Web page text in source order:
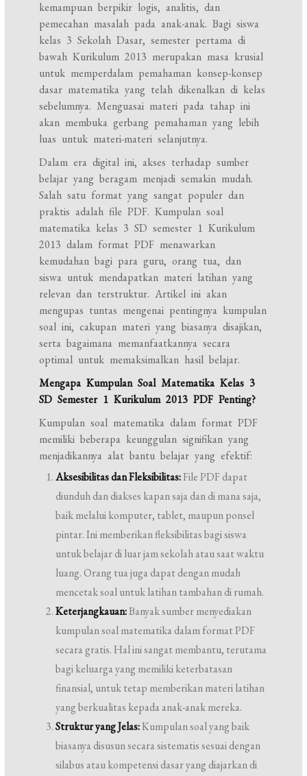
kemampuan berpikir logis, analitis, dan
pemecahan masalah pada anak-anak. Bagi siswa
kelas 3 Sekolah Dasar, semester pertama di
bawah Kurikulum 2013 merupakan masa krusial
untuk memperdalam pemahaman konsep-konsep
dasar matematika yang telah dikenalkan di kelas
sebelumnya. Menguasai materi pada tahap ini
akan membuka gerbang pemahaman yang lebih
luas untuk materi-materi selanjutnya.
Dalam era digital ini, akses terhadap sumber
belajar yang beragam menjadi semakin mudah.
Salah satu format yang sangat populer dan
praktis adalah file PDF. Kumpulan soal
matematika kelas 3 SD semester 1 Kurikulum
2013 dalam format PDF menawarkan
kemudahan bagi para guru, orang tua, dan
siswa untuk mendapatkan materi latihan yang
relevan dan terstruktur. Artikel ini akan
mengupas tuntas mengenai pentingnya kumpulan
soal ini, cakupan materi yang biasanya disajikan,
serta bagaimana memanfaatkannya secara
optimal untuk memaksimalkan hasil belajar.
Mengapa Kumpulan Soal Matematika Kelas 3
SD Semester 1 Kurikulum 2013 PDF Penting?
Kumpulan soal matematika dalam format PDF
memiliki beberapa keunggulan signifikan yang
menjadikannya alat bantu belajar yang efektif:
Aksesibilitas dan Fleksibilitas:File PDF dapat
diunduh dan diakses kapan saja dan di mana saja,
baik melalui komputer, tablet, maupun ponsel
pintar. Ini memberikan fleksibilitas bagi siswa
untuk belajar di luar jam sekolah atau saat waktu
luang. Orang tua juga dapat dengan mudah
mencetak soal untuk latihan tambahan di rumah.
Keterjangkauan:Banyak sumber menyediakan
kumpulan soal matematika dalam format PDF
secara gratis. Hal ini sangat membantu, terutama
bagi keluarga yang memiliki keterbatasan
finansial, untuk tetap memberikan materi latihan
yang berkualitas kepada anak-anak mereka.
Struktur yang Jelas:Kumpulan soal yang baik
biasanya disusun secara sistematis sesuai dengan
silabus atau kompetensi dasar yang diajarkan di